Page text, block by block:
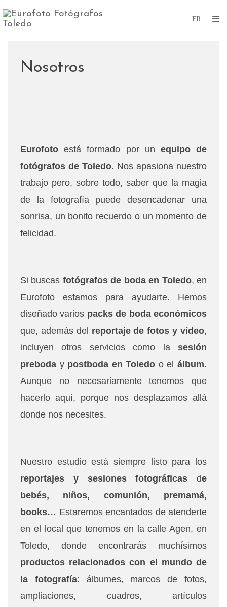
Nosotros
Eurofotoestá formado por un equipo de
fotógrafos de Toledo. Nos apasiona nuestro
trabajo pero, sobre todo, saber que la magia
de la fotografía puede desencadenar una
sonrisa, un bonito recuerdo o un momento de
felicidad.
Si buscas fotógrafos de boda en Toledo, en
Eurofoto estamos para ayudarte. Hemos
diseñado varios packs de boda económicos
que, además del reportaje de fotos y vídeo,
incluyen otros servicios como la sesión
preboda y postboda en Toledo o elálbum.
Aunque no necesariamente tenemos que
hacerlo aquí, porque nos desplazamos allá
donde nos necesites.
Nuestro estudio está siempre listo para los
reportajes y sesiones fotográficas de
bebés, niños, comunión, premamá,
books… Estaremos encantados de atenderte
en el local que tenemos en la calle Agen, en
Toledo, donde encontrarás muchísimos
productos relacionados con el mundo de
la fotografía: álbumes, marcos de fotos,
ampliaciones, cuadros, artículos